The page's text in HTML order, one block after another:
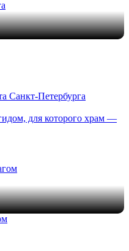
для которого храм —